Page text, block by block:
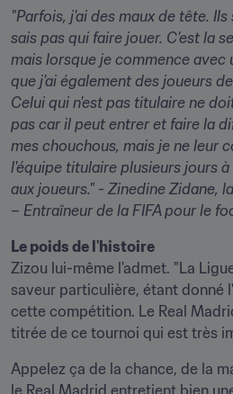
"Parfois, j'ai des maux de tête.
sais pas qui faire jouer. C'est la
mais lorsque je commence avec
que j'ai également des joueurs
Celui qui n'est pas titulaire ne
pas car il peut entrer et faire la
mes chouchous, mais je ne leur
l'équipe titulaire plusieurs jours
aux joueurs." - Zinedine Zidane,
– Entraîneur de la FIFA pour le
Le poids de l'histoire
Zizou lui-même l'admet. "La
saveur particulière, étant donné
cette compétition. Le Real
titrée de ce tournoi qui est très
Appelez ça de la chance, de la
le Real Madrid entretient bien